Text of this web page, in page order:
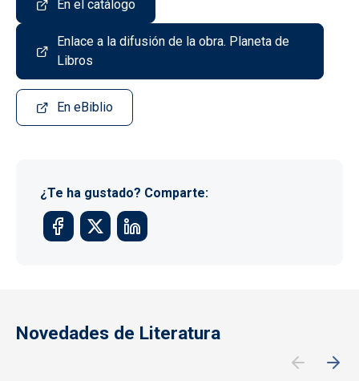
En el catálogo
Enlace a la difusión de la obra. Planeta de
Libros
En eBiblio
¿Te ha gustado? Comparte:
Novedades de Literatura